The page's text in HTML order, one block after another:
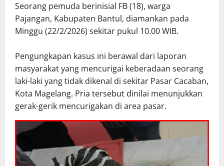
Seorang pemuda berinisial FB (18), warga
Pajangan, Kabupaten Bantul, diamankan pada
Minggu (22/2/2026) sekitar pukul 10.00 WIB.
Pengungkapan kasus ini berawal dari laporan
masyarakat yang mencurigai keberadaan seorang
laki-laki yang tidak dikenal di sekitar Pasar Cacaban,
Kota Magelang. Pria tersebut dinilai menunjukkan
gerak-gerik mencurigakan di area pasar.